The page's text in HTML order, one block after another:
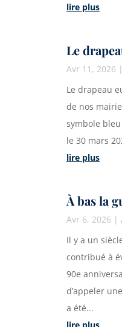
lire plus
Le
Avr 11, 2026
Le drapeau
de nos
symbole
le 30 mars
lire plus
À bas la
Avr 6, 2026 |
Il y a un
contribué à
90e
d’appeler
a été...